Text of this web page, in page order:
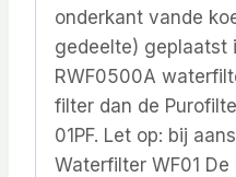
onderkant vande
gedeelte) geplaatst
RWF0500A
filter dan de
01PF. Let op: bij
Waterfilter WF01